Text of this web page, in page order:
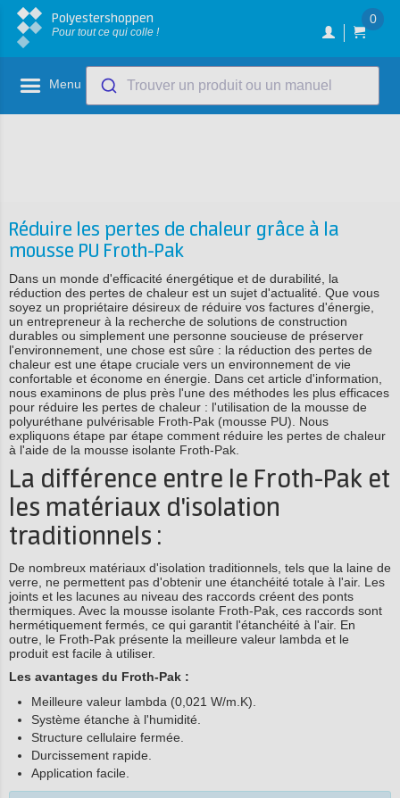
Polyestershoppen
Pour tout ce qui colle !
0
Menu Trouver un produit ou un manuel
Réduire les pertes de chaleur grâce à la
mousse PU Froth-Pak
Dans un monde d'efficacité énergétique et de durabilité, la
réduction des pertes de chaleur est un sujet d'actualité. Que vous
soyez un propriétaire désireux de réduire vos factures d'énergie,
un entrepreneur à la recherche de solutions de construction
durables ou simplement une personne soucieuse de préserver
l'environnement, une chose est sûre : la réduction des pertes de
chaleur est une étape cruciale vers un environnement de vie
confortable et économe en énergie. Dans cet article d'information,
nous examinons de plus près l'une des méthodes les plus efficaces
pour réduire les pertes de chaleur : l'utilisation de la mousse de
polyuréthane pulvérisable Froth-Pak (mousse PU). Nous
expliquons étape par étape comment réduire les pertes de chaleur
à l'aide de la mousse isolante Froth-Pak.
La différence entre le Froth-Pak et
les matériaux d'isolation
traditionnels :
De nombreux matériaux d'isolation traditionnels, tels que la laine de
verre, ne permettent pas d'obtenir une étanchéité totale à l'air. Les
joints et les lacunes au niveau des raccords créent des ponts
thermiques. Avec la mousse isolante Froth-Pak, ces raccords sont
hermétiquement fermés, ce qui garantit l'étanchéité à l'air. En
outre, le Froth-Pak présente la meilleure valeur lambda et le
produit est facile à utiliser.
Les avantages du Froth-Pak :
Meilleure valeur lambda (0,021 W/m.K).
Système étanche à l'humidité.
Structure cellulaire fermée.
Durcissement rapide.
Application facile.